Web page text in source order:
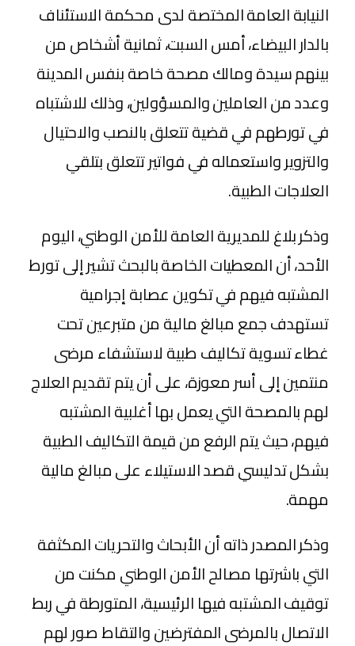
النيابة العامة المختصة لدى محكمة الاستئناف
بالدار البيضاء، أمس السبت، ثمانية أشخاص من
بينهم سيدة ومالك مصحة خاصة بنفس المدينة
وعدد من العاملين والمسؤولين، وذلك للاشتباه
في تورطهم في قضية تتعلق بالنصب والاحتيال
والتزوير واستعماله في فواتير تتعلق بتلقي
العلاجات الطبية.
وذكر بلاغ للمديرية العامة للأمن الوطني، اليوم
الأحد، أن المعطيات الخاصة بالبحث تشير إلى تورط
المشتبه فيهم في تكوين عصابة إجرامية
تستهدف جمع مبالغ مالية من متبرعين تحت
غطاء تسوية تكاليف طبية لاستشفاء مرضى
منتمين إلى أسر معوزة، على أن يتم تقديم العلاج
لهم بالمصحة التي يعمل بها أغلبية المشتبه
فيهم، حيث يتم الرفع من قيمة التكاليف الطبية
بشكل تدليسي قصد الاستيلاء على مبالغ مالية
مهمة.
وذكر المصدر ذاته أن الأبحاث والتحريات المكثفة
التي باشرتها مصالح الأمن الوطني مكنت من
توقيف المشتبه فيها الرئيسية، المتورطة في ربط
الاتصال بالمرضى المفترضين والتقاط صور لهم